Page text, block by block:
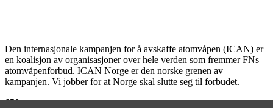
Den internasjonale kampanjen for å avskaffe atomvåpen (ICAN) er
en koalisjon av organisasjoner over hele verden som fremmer FNs
atomvåpenforbud. ICAN Norge er den norske grenen av
kampanjen. Vi jobber for at Norge skal slutte seg til forbudet.
650partnere